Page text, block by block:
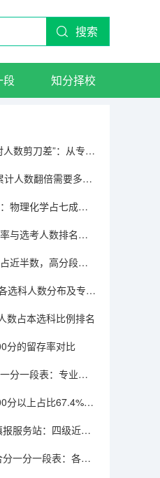
搜索
段 知分择校
物理类与历史类“绝对人数剪刀差”：从专科到600分物理反超22万人
从150分到697分：累计人数翻倍需要多少分，越高分段跨越越大
特招线上各选科占比：物理化学占七成，历史仅占三成
各选科本科线上留存率与选考人数排名完全相反
历史类考生：低分段占近半数，高分段锐减
200-300分低分段：各选科人数分布及专科保底策略
数占本选科比例排名
分的留存率对比
艺术类书法类综合分一分一段表：专业成绩占比70%，文化331分可上本科
选考物理的考生在500分以上占比67.4%，历史类仅32.8%
2026山东高考志愿填报服务站：四级近800个免费开放
2026山东艺术类综合分一分一段表：各专业类别双达线考生文化成绩排名的作用